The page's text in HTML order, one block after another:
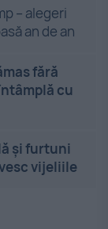
– alegeri
an de an
fără
cu
și furtuni
vijeliile